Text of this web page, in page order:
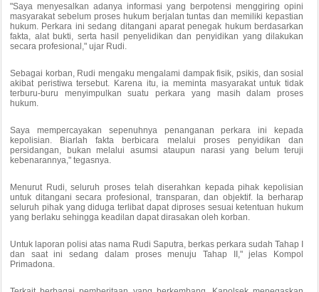
"Saya menyesalkan adanya informasi yang berpotensi menggiring opini
masyarakat sebelum proses hukum berjalan tuntas dan memiliki kepastian
hukum. Perkara ini sedang ditangani aparat penegak hukum berdasarkan
fakta, alat bukti, serta hasil penyelidikan dan penyidikan yang dilakukan
secara profesional," ujar Rudi.
Sebagai korban, Rudi mengaku mengalami dampak fisik, psikis, dan sosial
akibat peristiwa tersebut. Karena itu, ia meminta masyarakat untuk tidak
terburu-buru menyimpulkan suatu perkara yang masih dalam proses
hukum.
Saya mempercayakan sepenuhnya penanganan perkara ini kepada
kepolisian. Biarlah fakta berbicara melalui proses penyidikan dan
persidangan, bukan melalui asumsi ataupun narasi yang belum teruji
kebenarannya," tegasnya.
Menurut Rudi, seluruh proses telah diserahkan kepada pihak kepolisian
untuk ditangani secara profesional, transparan, dan objektif. Ia berharap
seluruh pihak yang diduga terlibat dapat diproses sesuai ketentuan hukum
yang berlaku sehingga keadilan dapat dirasakan oleh korban.
Untuk laporan polisi atas nama Rudi Saputra, berkas perkara sudah Tahap I
dan saat ini sedang dalam proses menuju Tahap II," jelas Kompol
Primadona.